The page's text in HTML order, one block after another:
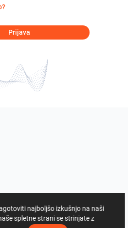
Prijava
najboljšo izkušnjo na naši
spletne strani se strinjate z